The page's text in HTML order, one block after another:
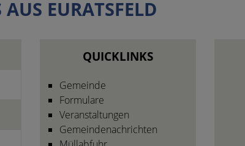
EURATSFELD
QUICKLINKS
Gemeinde
Formulare
Veranstaltungen
Gemeindenachrichten